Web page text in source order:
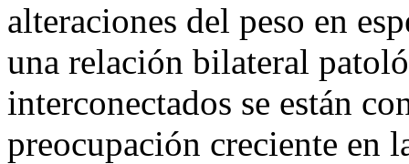
alteraciones del peso en
una relación bilateral
interconectados se están
preocupación creciente en